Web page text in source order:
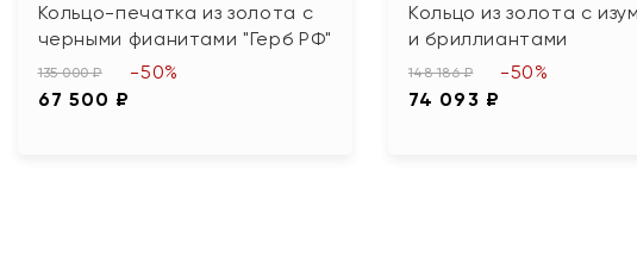
Кольцо-печатка из золота с
черными фианитами "Герб РФ"
135 000 ₽
67 500 ₽
-50%
Кольцо из золота с
и бриллиантами
148 186 ₽
74 093 ₽
-50%